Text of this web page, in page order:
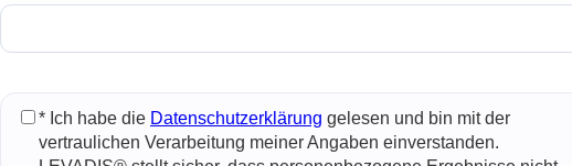
* Ich habe die Datenschutzerklärung gelesen und bin mit der
vertraulichen Verarbeitung meiner Angaben einverstanden.